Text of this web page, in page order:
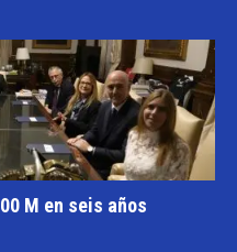
M en seis años